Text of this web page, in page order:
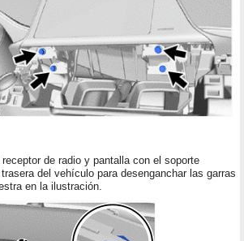
de radio y pantalla con el soporte
del vehículo para desenganchar las garras
en la ilustración.